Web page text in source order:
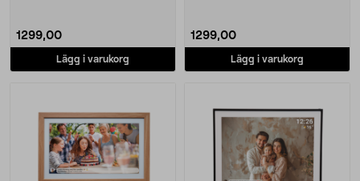
1299,00
Lägg i varukorg
1299,00
Lägg i varukorg